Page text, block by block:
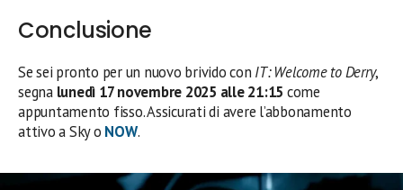
Conclusione
Se sei pronto per un nuovo brivido con IT: Welcome to Derry,
segna lunedì 17 novembre 2025 alle 21:15 come
appuntamento fisso. Assicurati di avere l’abbonamento
attivo a Sky o NOW.